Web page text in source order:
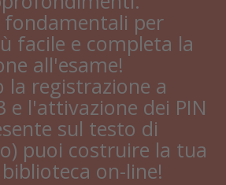
per
facile e completa la
all'esame!
la registrazione a
e l'attivazione dei PIN
sul testo di
puoi costruire la tua
on-line!